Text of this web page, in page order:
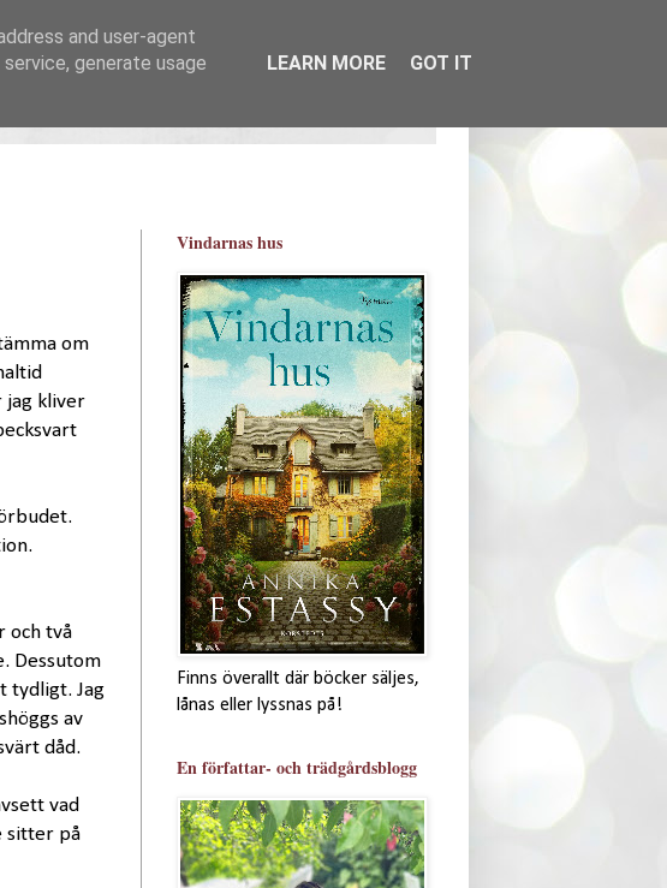
om
jag kliver
och två
Dessutom
tydligt. Jag
av
dåd.
vad
sitter på
Vindarnas hus
Finns överallt där böcker säljes,
lånas eller lyssnas på!
En författar- och trädgårdsblogg
and user-agent
generate usage
LEARN MORE GOT IT